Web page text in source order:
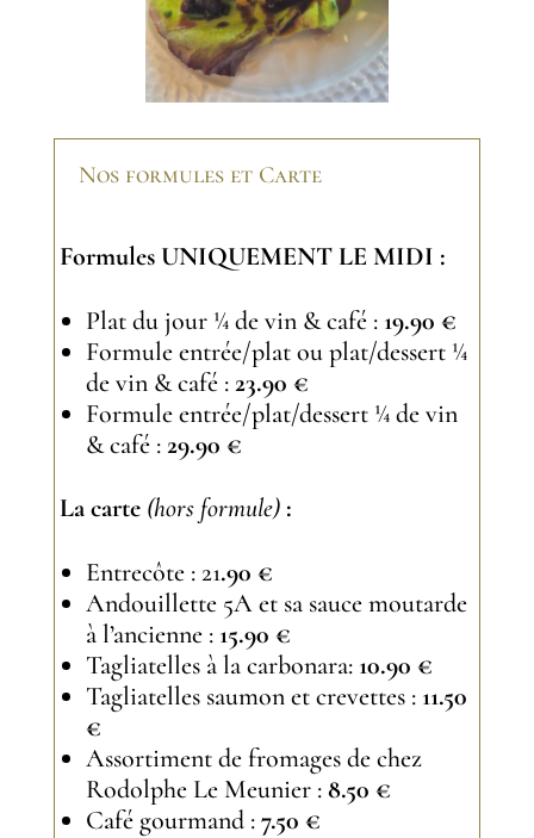
Nos formules et Carte
Formules UNIQUEMENT LE MIDI :
Plat du jour ¼ de vin & café : 19.90 €
Formule entrée/plat ou plat/dessert ¼
de vin & café :23.90 €
Formule entrée/plat/dessert ¼ de vin
& café :29.90 €
La carte (hors formule):
Entrecôte : 21.90 €
Andouillette 5A et sa sauce moutarde
à l’ancienne : 15.90 €
Tagliatelles à la carbonara: 10.90 €
Tagliatelles saumon et crevettes : 11.50
€
Assortiment de fromages de chez
Rodolphe Le Meunier :8.50 €
Café gourmand :7.50 €